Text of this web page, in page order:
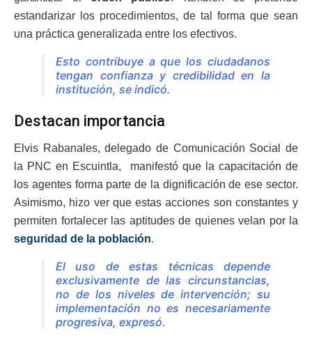
estandarizar los procedimientos, de tal forma que sean
una práctica generalizada entre los efectivos.
Esto contribuye a que los ciudadanos
tengan confianza y credibilidad en la
institución, se indicó.
Destacan importancia
Elvis Rabanales, delegado de Comunicación Social de
la PNC en Escuintla, manifestó que la capacitación de
los agentes forma parte de la dignificación de ese sector.
Asimismo, hizo ver que estas acciones son constantes y
permiten fortalecer las aptitudes de quienes velan por la
seguridad de la población.
El uso de estas técnicas depende
exclusivamente de las circunstancias,
no de los niveles de intervención; su
implementación no es necesariamente
progresiva, expresó.